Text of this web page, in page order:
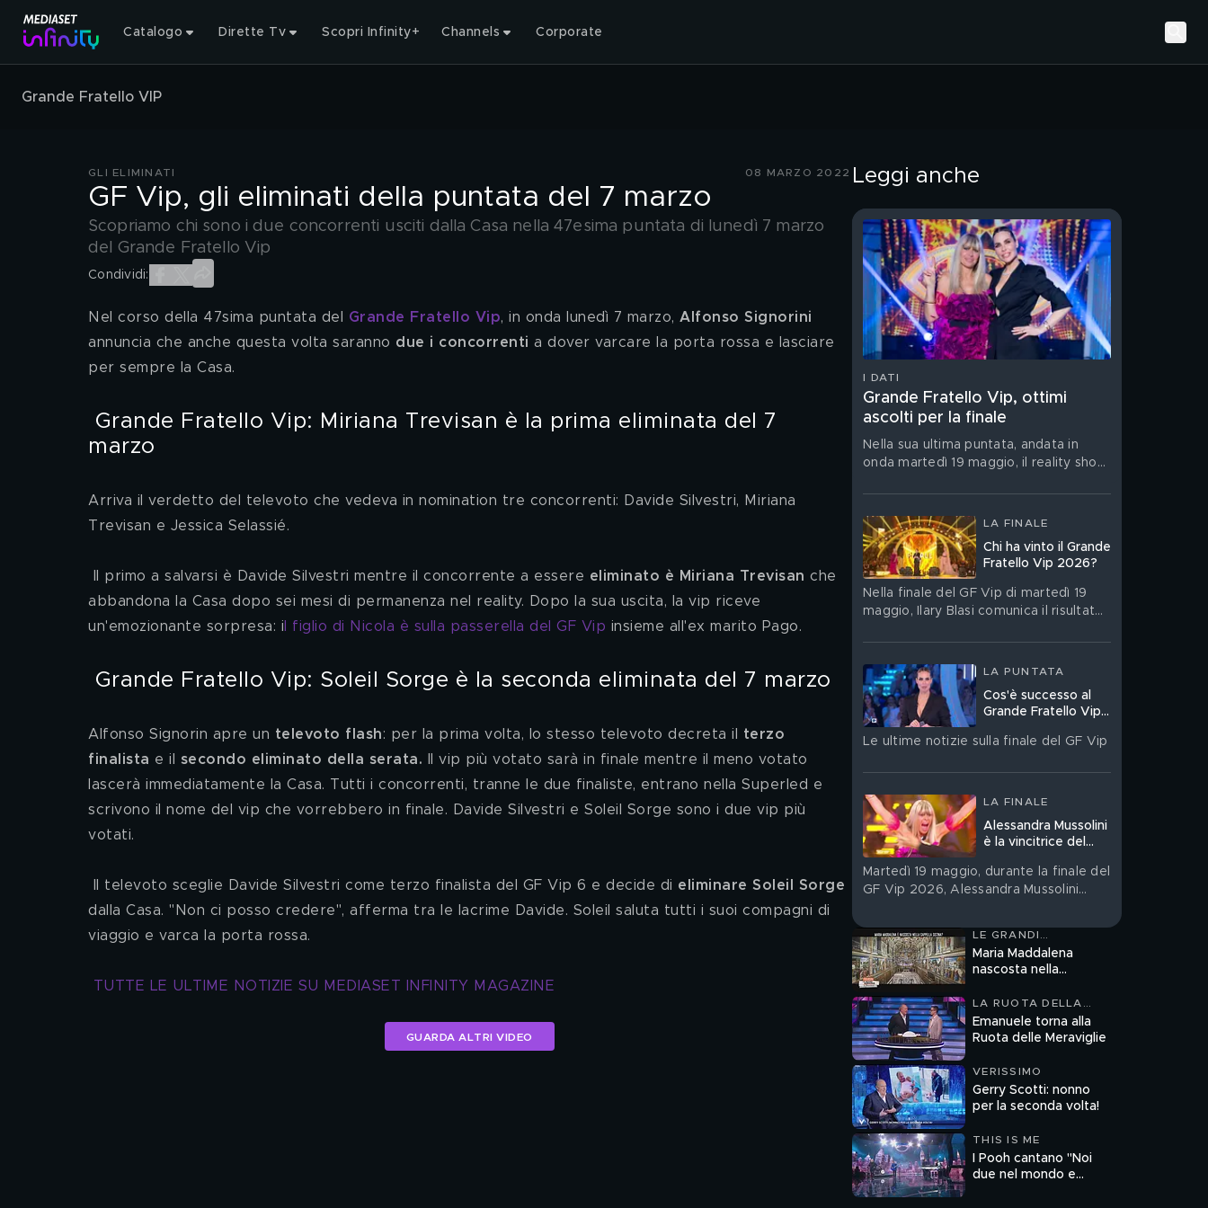
Catalogo Dirette Tv Scopri Infinity+ Channels Corporate
Grande Fratello VIP
GLI ELIMINATI 08 MARZO 2022
GF Vip, gli eliminati della puntata del 7 marzo
Scopriamo chi sono i due concorrenti usciti dalla Casa nella 47esima puntata di lunedì 7 marzo
del Grande Fratello Vip
Condividi:
Nel corso della 47sima puntata del Grande Fratello Vip, in onda lunedì 7 marzo, Alfonso Signorini
annuncia che anche questa volta saranno due i concorrenti a dover varcare la porta rossa e lasciare
per sempre la Casa.
marzo
Arriva il verdetto del televoto che vedeva in nomination tre concorrenti: Davide Silvestri, Miriana
Trevisan e Jessica Selassié.
Il primo a salvarsi è Davide Silvestri mentre il concorrente a essere eliminato è Miriana Trevisan che
abbandona la Casa dopo sei mesi di permanenza nel reality. Dopo la sua uscita, la vip riceve
un'emozionante sorpresa: i l figlio di Nicola è sulla passerella del GF Vip insieme all'ex marito Pago.
Grande Fratello Vip: Soleil Sorge è la seconda eliminata del 7 marzo
Alfonso Signorin apre un televoto flash: per la prima volta, lo stesso televoto decreta il
terzo
finalista e il secondo eliminato della serata.
Il vip più votato sarà in finale mentre il meno votato
lascerà immediatamente la Casa. Tutti i concorrenti, tranne le due finaliste, entrano nella Superled e
scrivono il nome del vip che vorrebbero in finale. Davide Silvestri e Soleil Sorge sono i due vip più
votati.
Il televoto sceglie Davide Silvestri come terzo finalista del GF Vip 6 e decide di eliminare Soleil Sorge
dalla Casa. "Non ci posso credere", afferma tra le lacrime Davide. Soleil saluta tutti i suoi compagni di
viaggio e varca la porta rossa.
TUTTE LE ULTIME NOTIZIE SU MEDIASET INFINITY MAGAZINE
GUARDA ALTRI VIDEO
Leggi anche
I DATI
Grande Fratello Vip, ottimi
ascolti per la finale
Nella sua ultima puntata, andata in
onda martedì 19 maggio, il reality show
2.444.000 spettatori totali e il 23.13%
di share
LA FINALE
Chi ha vinto il Grande
Fratello Vip 2026?
Nella finale del GF Vip di martedì 19
maggio, Ilary Blasi comunica il risultato
vincitore
LA PUNTATA
Cos'è successo al
Grande Fratello Vip
maggio?
Le ultime notizie sulla finale del GF Vip
LA FINALE
Alessandra Mussolini
è la vincitrice del
2026
Martedì 19 maggio, durante la finale del
GF Vip 2026, Alessandra Mussolini
del reality
LE GRANDI
DOMANDE DI
FREEDOM
Maria Maddalena
nascosta nella
LA RUOTA DELLA
FORTUNA
Emanuele torna alla
Ruota delle Meraviglie
VERISSIMO
Gerry Scotti: nonno
per la seconda volta!
THIS IS ME
I Pooh cantano ''Noi
due nel mondo e